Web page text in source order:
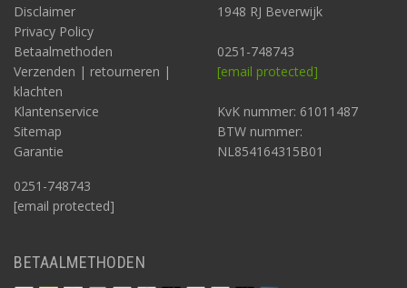
Disclaimer
Privacy Policy
Betaalmethoden
Verzenden | retourneren |
klachten
Klantenservice
Sitemap
Garantie
0251-748743
[email protected]
1948 RJ Beverwijk
0251-748743
[email protected]
KvK nummer: 61011487
BTW nummer:
NL854164315B01
BETAALMETHODEN